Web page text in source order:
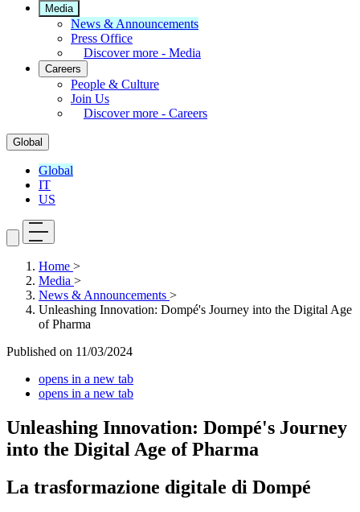
Media
News & Announcements
Press Office
Discover more - Media
Careers
People & Culture
Join Us
Discover more - Careers
Global
Global
IT
US
Home >
Media >
News & Announcements >
Unleashing Innovation: Dompé's Journey into the Digital Age
of Pharma
Published on 11/03/2024
opens in a new tab
opens in a new tab
Unleashing Innovation: Dompé's Journey
into the Digital Age of Pharma
La trasformazione digitale di Dompé